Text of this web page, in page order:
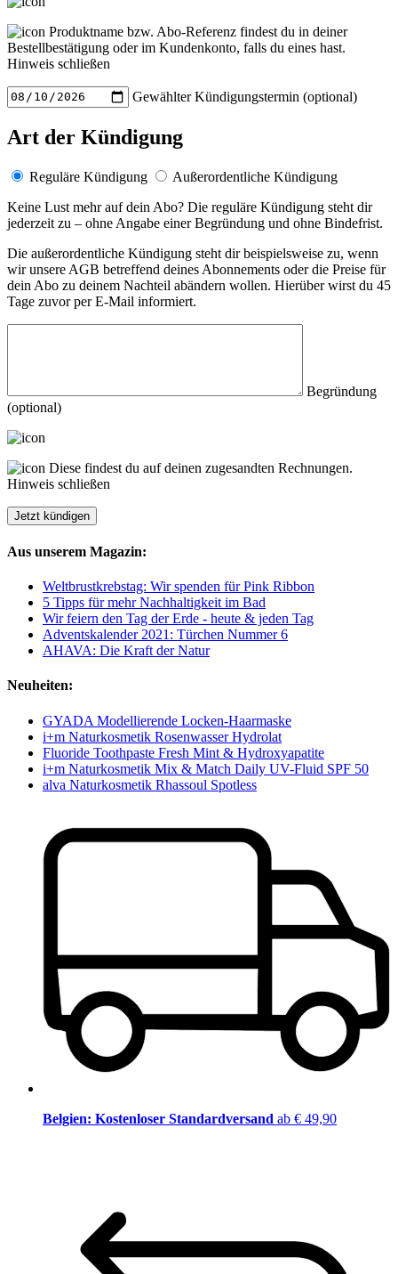
Produktname bzw. Abo-Referenz findest du in deiner
Bestellbestätigung oder im Kundenkonto, falls du eines hast.
Hinweis schließen
Gewählter Kündigungstermin (optional)
Art der Kündigung
Reguläre Kündigung
Außerordentliche Kündigung
Keine Lust mehr auf dein Abo? Die reguläre Kündigung steht dir
jederzeit zu – ohne Angabe einer Begründung und ohne Bindefrist.
Die außerordentliche Kündigung steht dir beispielsweise zu, wenn
wir unsere AGB betreffend deines Abonnements oder die Preise für
dein Abo zu deinem Nachteil abändern wollen. Hierüber wirst du 45
Tage zuvor per E-Mail informiert.
Begründung
(optional)
Diese findest du auf deinen zugesandten Rechnungen.
Hinweis schließen
Aus unserem Magazin:
Weltbrustkrebstag: Wir spenden für Pink Ribbon
5 Tipps für mehr Nachhaltigkeit im Bad
Wir feiern den Tag der Erde - heute & jeden Tag
Adventskalender 2021: Türchen Nummer 6
AHAVA: Die Kraft der Natur
Neuheiten:
GYADA Modellierende Locken-Haarmaske
i+m Naturkosmetik Rosenwasser Hydrolat
Fluoride Toothpaste Fresh Mint & Hydroxyapatite
i+m Naturkosmetik Mix & Match Daily UV-Fluid SPF 50
alva Naturkosmetik Rhassoul Spotless
Belgien: Kostenloser Standardversand ab € 49,90